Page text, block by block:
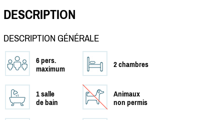
DESCRIPTION
DESCRIPTION GÉNÉRALE
6 pers.
maximum
2 chambres
1 salle
de bain
Animaux
non permis